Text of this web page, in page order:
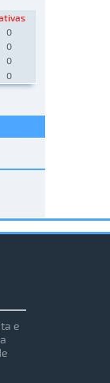
0
0
0
0
e